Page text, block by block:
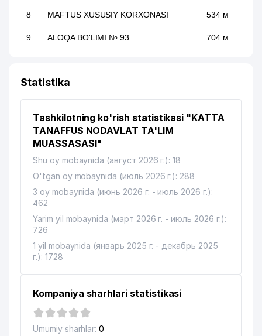
8 MAFTUS XUSUSIY KORXONASI 534 м
9 ALOQA BO'LIMI № 93 704 м
11 742 м
12 DOKTOR YAKUBOV MChJ
Statistika
Tashkilotning ko'rish statistikasi "KATTA
TANAFFUS NODAVLAT TA'LIM
MUASSASASI"
Shu oy mobaynida (август 2026 г.): 18
O'tgan oy mobaynida (июль 2026 г.): 288
3 oy mobaynida (июнь 2026 г. - июль 2026 г.):
462
Yarim yil mobaynida (март 2026 г. - июль 2026 г.):
726
1 yil mobaynida (январь 2025 г. - декабрь 2025
г.): 1728
Kompaniya sharhlari statistikasi
Umumiy sharhlar: 0